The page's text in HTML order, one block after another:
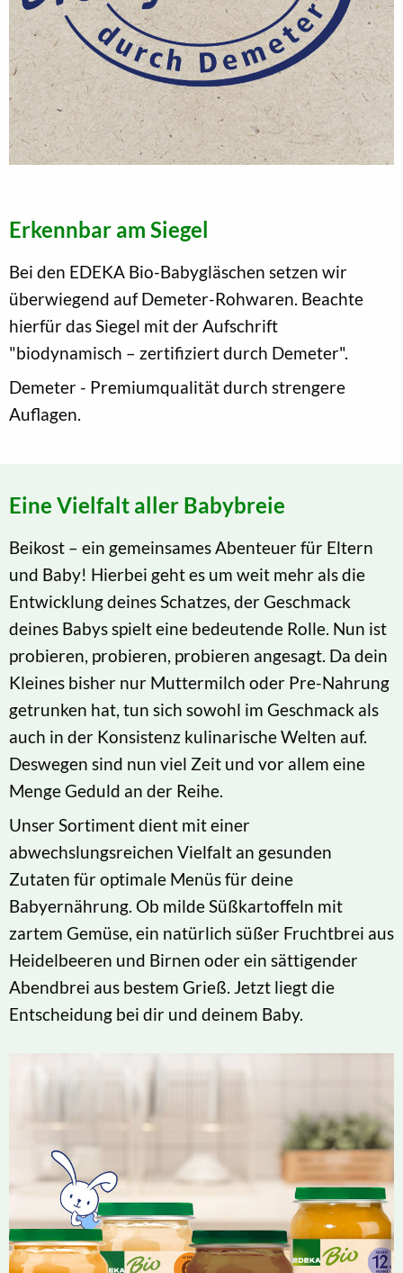
Erkennbar am Siegel
Bei den EDEKA Bio-Babygläschen setzen wir
überwiegend auf Demeter-Rohwaren. Beachte
hierfür das Siegel mit der Aufschrift
"biodynamisch – zertifiziert durch Demeter".
Demeter - Premiumqualität durch strengere
Auflagen.
Eine Vielfalt aller Babybreie
Beikost – ein gemeinsames Abenteuer für Eltern
und Baby! Hierbei geht es um weit mehr als die
Entwicklung deines Schatzes, der Geschmack
deines Babys spielt eine bedeutende Rolle. Nun ist
probieren, probieren, probieren angesagt. Da dein
Kleines bisher nur Muttermilch oder Pre-Nahrung
getrunken hat, tun sich sowohl im Geschmack als
auch in der Konsistenz kulinarische Welten auf.
Deswegen sind nun viel Zeit und vor allem eine
Menge Geduld an der Reihe.
Unser Sortiment dient mit einer
abwechslungsreichen Vielfalt an gesunden
Zutaten für optimale Menüs für deine
Babyernährung. Ob milde Süßkartoffeln mit
zartem Gemüse, ein natürlich süßer Fruchtbrei aus
Heidelbeeren und Birnen oder ein sättigender
Abendbrei aus bestem Grieß. Jetzt liegt die
Entscheidung bei dir und deinem Baby.